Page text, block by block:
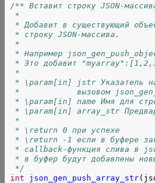
/** Вставит строку JSON-
*
* Добавит в существующий
* строку JSON-массива.
*
* Например
* Это добавит
*
* \param[in] jstr Указатель на
*            вызовом
* \param[in] name Имя для
* \param[in] array_str
*
* \return 0 при успехе
* \return -1 если в буфере
* callback-функция слива в
* в буфер будут добавлены
*/
int
json_gen_push_array_str